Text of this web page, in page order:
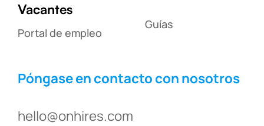
Guías
Vacantes
Portal de empleo
Póngase en contacto con nosotros
hello@onhires.com